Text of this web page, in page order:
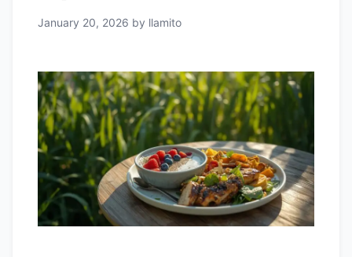
January 20, 2026 by llamito